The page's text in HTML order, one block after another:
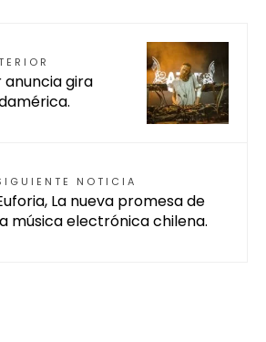
anuncia gira
NOTICIA
La nueva promesa de
música electrónica chilena.